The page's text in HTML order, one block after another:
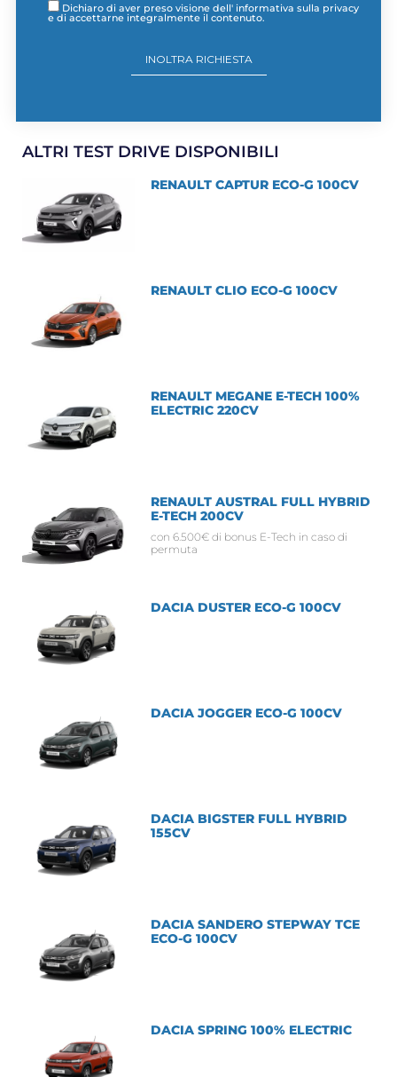
Dichiaro di aver preso visione dell' informativa sulla privacy
e di accettarne integralmente il contenuto.
ALTRI TEST DRIVE DISPONIBILI
RENAULT CAPTUR ECO-G 100CV
RENAULT CLIO ECO-G 100CV
RENAULT MEGANE E-TECH 100%
ELECTRIC 220CV
RENAULT AUSTRAL FULL HYBRID
E-TECH 200CV
con 6.500€ di bonus E-Tech in caso di
permuta
DACIA DUSTER ECO-G 100CV
DACIA JOGGER ECO-G 100CV
DACIA BIGSTER FULL HYBRID
155CV
DACIA SANDERO STEPWAY TCE
ECO-G 100CV
DACIA SPRING 100% ELECTRIC